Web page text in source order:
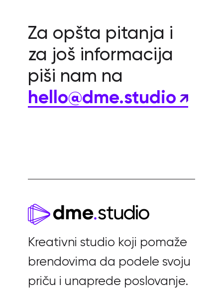
Za opšta pitanja i
za još informacija
piši nam na
hello@dme.studio
Kreativni studio koji pomaže
brendovima da podele svoju
priču i unaprede poslovanje.